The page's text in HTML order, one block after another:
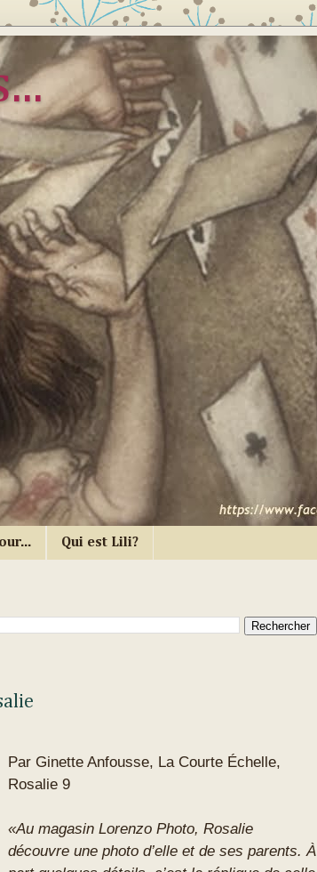
Qui est Lili?
Par Ginette Anfousse, La Courte Échelle,
Rosalie 9
«Au magasin Lorenzo Photo, Rosalie
découvre une photo d’elle et de ses parents. À